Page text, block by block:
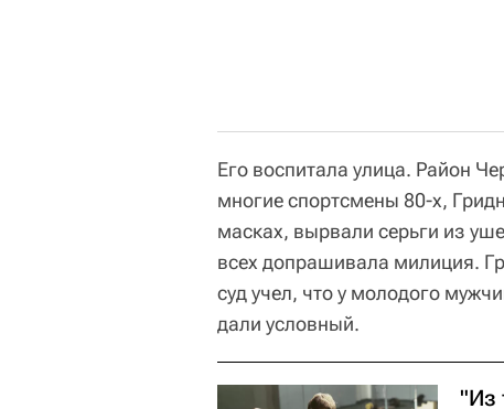
Его воспитала улица. Район
многие спортсмены 80-х,
масках, вырвали серьги из
всех допрашивала милиция.
суд учел, что у молодого
дали условный.
"Из